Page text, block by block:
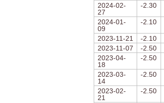
2024-02-
27
-2.30
2024-01-
09
-2.10
2023-11-21 -2.10
2023-11-07
-2.50
2023-04-
18
-2.50
2023-03-
14
-2.50
2023-02-
21
-2.50